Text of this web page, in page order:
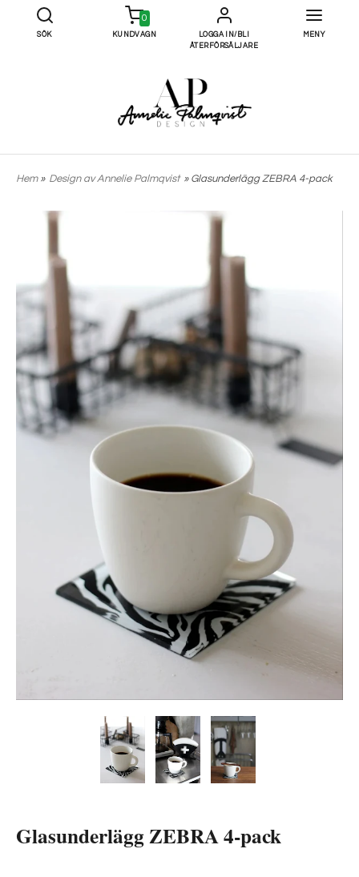
SÖK
0
KUNDVAGN
LOGGA IN/BLI
ÅTERFÖRSÄLJARE
MENY
Hem» Design av Annelie Palmqvist » Glasunderlägg ZEBRA 4-pack
Glasunderlägg ZEBRA 4-pack